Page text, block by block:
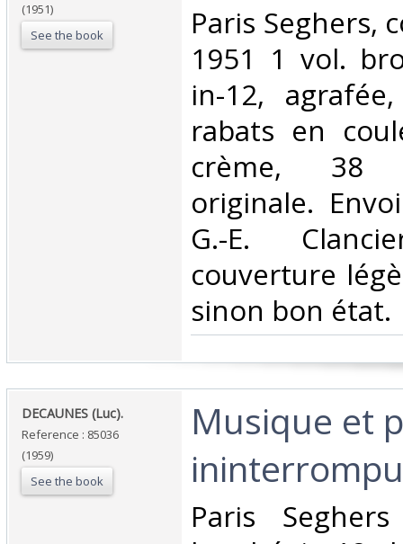
(1951)
See the book
‎Paris Seghers,
1951 1 vol.
in-12,
rabats en
crème, 38
originale.
G.-E.
couverture
sinon bon état.‎
‎DECAUNES (Luc).‎
Reference : 85036
(1959)
See the book
‎Musique et
‎Paris